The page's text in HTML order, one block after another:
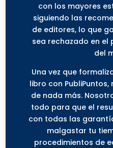
con los mayores
siguiendo las
de editores, lo que
sea rechazado en el
del
Una vez que
libro con
de nada más.
todo para que el
con todas las
malgastar tu
procedimientos de